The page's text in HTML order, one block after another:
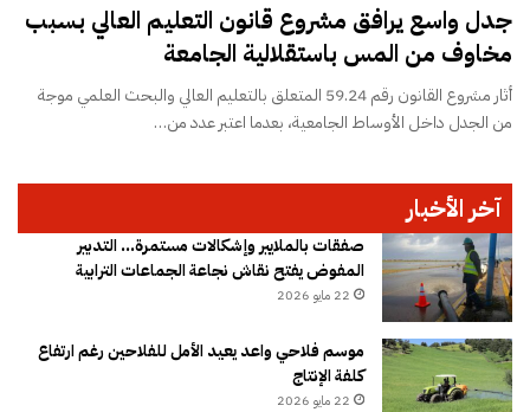
جدل واسع يرافق مشروع قانون التعليم العالي بسبب
مخاوف من المس باستقلالية الجامعة
أثار مشروع القانون رقم 59.24 المتعلق بالتعليم العالي والبحث العلمي موجة
من الجدل داخل الأوساط الجامعية، بعدما اعتبر عدد من…
آخر الأخبار
صفقات بالملايير وإشكالات مستمرة… التدبير
المفوض يفتح نقاش نجاعة الجماعات الترابية
22 مايو 2026
موسم فلاحي واعد يعيد الأمل للفلاحين رغم ارتفاع
كلفة الإنتاج
22 مايو 2026